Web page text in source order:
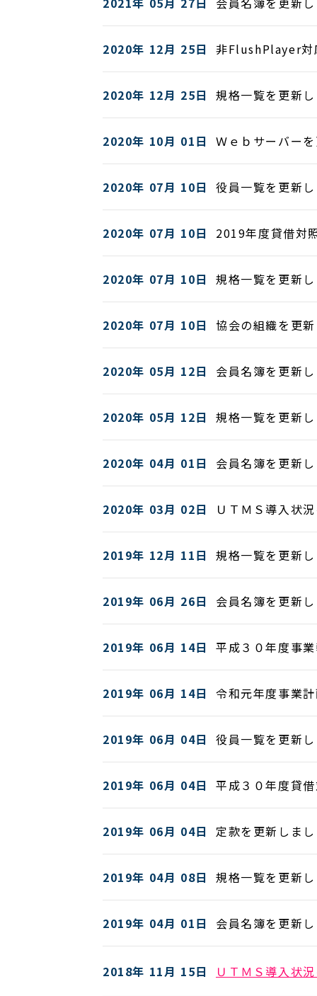
2020年 12月 25日 非FlushPlayer対
2020年 12月 25日 規格一覧を更新
2020年 10月 01日 Ｗｅｂサーバー
2020年 07月 10日 役員一覧を更新
2020年 07月 10日 2019年度貸借
2020年 07月 10日 規格一覧を更
2020年 07月 10日 協会の組織を更
2020年 05月 12日 会員名簿を更新
2020年 05月 12日 規格一覧を更新
2020年 04月 01日 会員名簿を更新
2020年 03月 02日 ＵＴＭＳ導入状
2019年 12月 11日 規格一覧を更新
2019年 06月 26日 会員名簿を更新
2019年 06月 14日 平成３０年度事
2019年 06月 14日 令和元年度事業
2019年 06月 04日 役員一覧を更
2019年 06月 04日 平成３０年度貸
2019年 06月 04日 定款を更新しま
2019年 04月 08日 規格一覧を更新
2019年 04月 01日 会員名簿を更新
2018年 11月 15日 ＵＴＭＳ導入状